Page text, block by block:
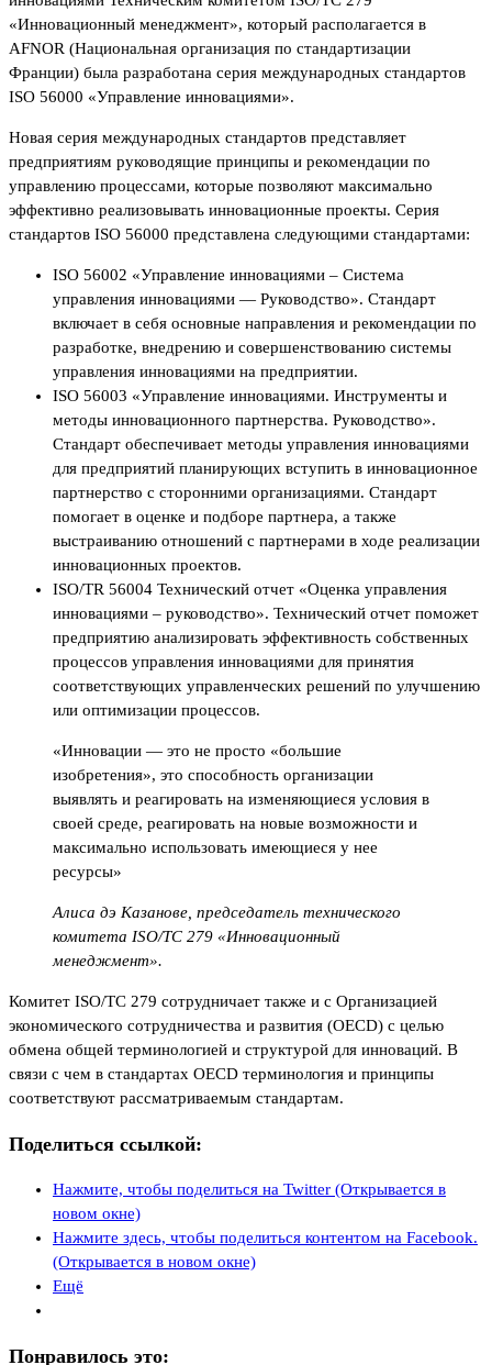
«Инновационный менеджмент», который располагается в
AFNOR (Национальная организация по стандартизации
Франции) была разработана серия международных стандартов
ISO 56000 «Управление инновациями».
Новая серия международных стандартов представляет
предприятиям руководящие принципы и рекомендации по
управлению процессами, которые позволяют максимально
эффективно реализовывать инновационные проекты. Серия
стандартов ISO 56000 представлена следующими стандартами:
ISO 56002 «Управление инновациями – Система
управления инновациями — Руководство». Стандарт
включает в себя основные направления и рекомендации по
разработке, внедрению и совершенствованию системы
управления инновациями на предприятии.
ISO 56003 «Управление инновациями. Инструменты и
методы инновационного партнерства. Руководство».
Стандарт обеспечивает методы управления инновациями
для предприятий планирующих вступить в инновационное
партнерство с сторонними организациями. Стандарт
помогает в оценке и подборе партнера, а также
выстраиванию отношений с партнерами в ходе реализации
инновационных проектов.
ISO/TR 56004 Технический отчет «Оценка управления
инновациями – руководство». Технический отчет поможет
предприятию анализировать эффективность собственных
процессов управления инновациями для принятия
соответствующих управленческих решений по улучшению
или оптимизации процессов.
«Инновации — это не просто «большие
изобретения», это способность организации
выявлять и реагировать на изменяющиеся условия в
своей среде, реагировать на новые возможности и
максимально использовать имеющиеся у нее
ресурсы»
Алиса дэ Казанове, председатель технического
комитета ISO/TC 279 «Инновационный
менеджмент».
Комитет ISO/TC 279 сотрудничает также и с Организацией
экономического сотрудничества и развития (OECD) с целью
обмена общей терминологией и структурой для инноваций. В
связи с чем в стандартах OECD терминология и принципы
соответствуют рассматриваемым стандартам.
Поделиться ссылкой:
Нажмите, чтобы поделиться на Twitter (Открывается в
новом окне)
Нажмите здесь, чтобы поделиться контентом на Facebook.
(Открывается в новом окне)
Ещё
Понравилось это: